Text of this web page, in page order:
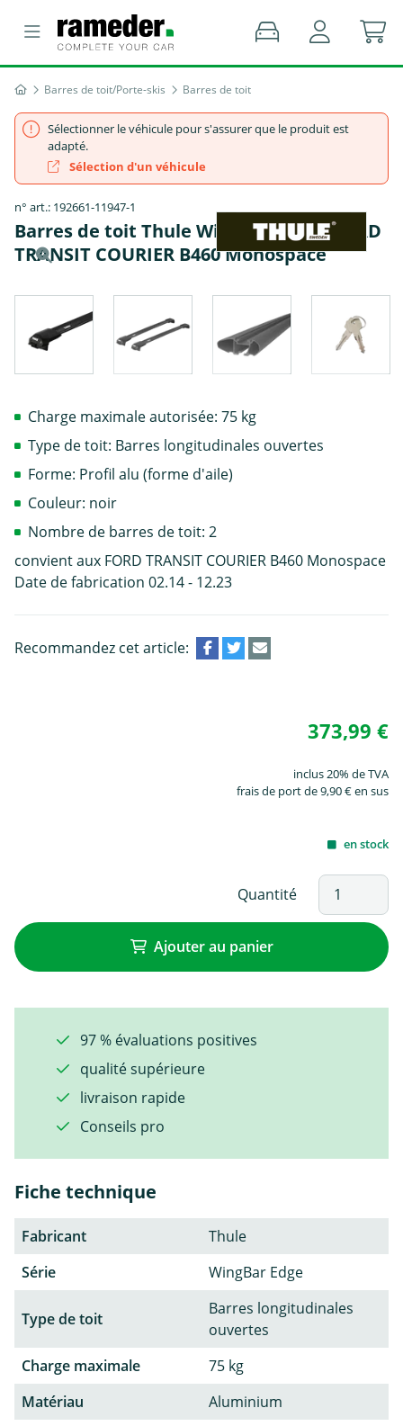
Barres de toit/Porte-skis Barres de toit
Sélectionner le véhicule pour s'assurer que le produit est
adapté.
Sélection d'un véhicule
n° art.: 192661-11947-1
Barres de toit Thule WingBar Edge - FORD
TRANSIT COURIER B460 Monospace
Charge maximale autorisée: 75 kg
Type de toit: Barres longitudinales ouvertes
Forme: Profil alu (forme d'aile)
Couleur: noir
Nombre de barres de toit: 2
convient aux FORD TRANSIT COURIER B460 Monospace
Date de fabrication 02.14 - 12.23
Recommandez cet article:
373,99 €
inclus 20% de TVA
frais de port de 9,90 € en sus
en stock
Quantité
Ajouter au panier
97 % évaluations positives
qualité supérieure
livraison rapide
Conseils pro
Fiche technique
Fabricant
Thule
Série
WingBar Edge
Type de toit
Barres longitudinales
ouvertes
Charge maximale
75 kg
Matériau
Aluminium